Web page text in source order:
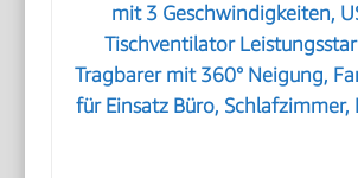
mit 3 Geschwindigkeiten,
Tischventilator
Tragbarer mit 360° Neigung,
für Einsatz Büro, Schlafzimmer,